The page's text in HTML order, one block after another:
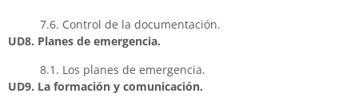
7.6. Control de la documentación.
UD8. Planes de emergencia.
8.1. Los planes de emergencia.
UD9. La formación y comunicación.